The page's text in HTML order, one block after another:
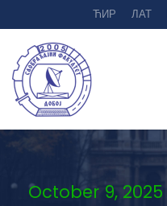
ЋИР ЛАТ
October 9, 2025